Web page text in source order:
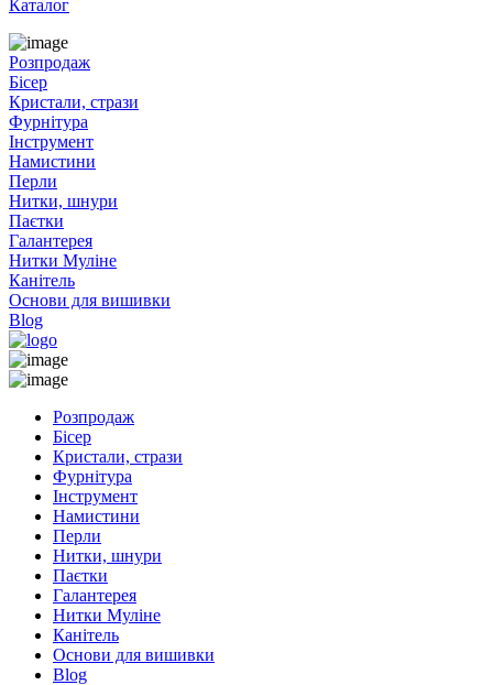
Каталог
Розпродаж
Бісер
Кристали, стрази
Фурнітура
Інструмент
Намистини
Перли
Нитки, шнури
Паєтки
Галантерея
Нитки Муліне
Канітель
Основи для вишивки
Blog
Розпродаж
Бісер
Кристали, стрази
Фурнітура
Інструмент
Намистини
Перли
Нитки, шнури
Паєтки
Галантерея
Нитки Муліне
Канітель
Основи для вишивки
Blog